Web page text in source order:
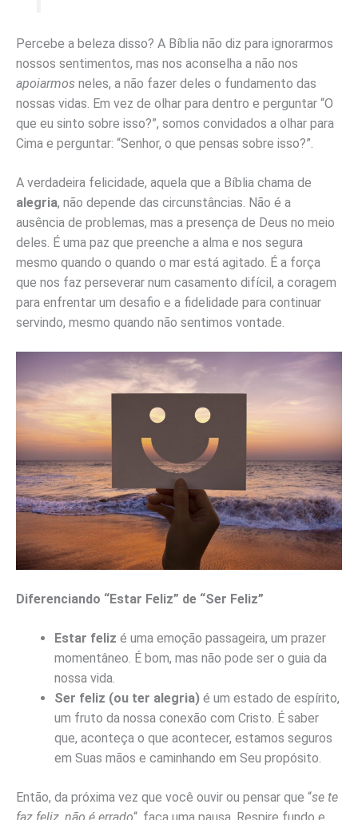
Percebe a beleza disso? A Bíblia não diz para ignorarmos
nossos sentimentos, mas nos aconselha a não nos
apoiarmos neles, a não fazer deles o fundamento das
nossas vidas. Em vez de olhar para dentro e perguntar “O
que eu sinto sobre isso?”, somos convidados a olhar para
Cima e perguntar: “Senhor, o que pensas sobre isso?”.
A verdadeira felicidade, aquela que a Bíblia chama de
alegria, não depende das circunstâncias. Não é a
ausência de problemas, mas a presença de Deus no meio
deles. É uma paz que preenche a alma e nos segura
mesmo quando o quando o mar está agitado. É a força
que nos faz perseverar num casamento difícil, a coragem
para enfrentar um desafio e a fidelidade para continuar
servindo, mesmo quando não sentimos vontade.
Diferenciando “Estar Feliz” de “Ser Feliz”
Estar feliz é uma emoção passageira, um prazer
momentâneo. É bom, mas não pode ser o guia da
nossa vida.
Ser feliz (ou ter alegria) é um estado de espírito,
um fruto da nossa conexão com Cristo. É saber
que, aconteça o que acontecer, estamos seguros
em Suas mãos e caminhando em Seu propósito.
Então, da próxima vez que você ouvir ou pensar que “se te
faz feliz, não é errado“, faça uma pausa. Respire fundo e